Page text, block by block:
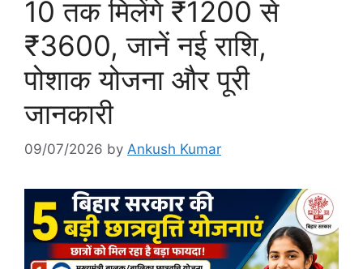
10 तक मिलेंगे ₹1200 से
₹3600, जानें नई राशि,
पोशाक योजना और पूरी
जानकारी
09/07/2026 by Ankush Kumar